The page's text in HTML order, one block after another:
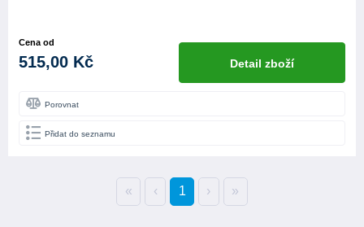
Cena od
515,00 Kč Detail zboží
Porovnat
Přidat do seznamu
« ‹ 1 › »